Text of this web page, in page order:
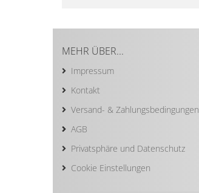
MEHR ÜBER...
Impressum
Kontakt
Versand- & Zahlungsbedingungen
AGB
Privatsphäre und Datenschutz
Cookie Einstellungen